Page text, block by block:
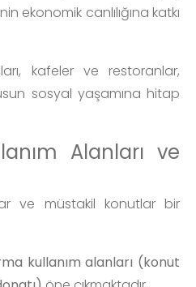
ekonomik canlılığına katkı
kafeler ve restoranlar,
sosyal yaşamına hitap
Alanları ve
ve müstakil konutlar bir
kullanım alanları (konut